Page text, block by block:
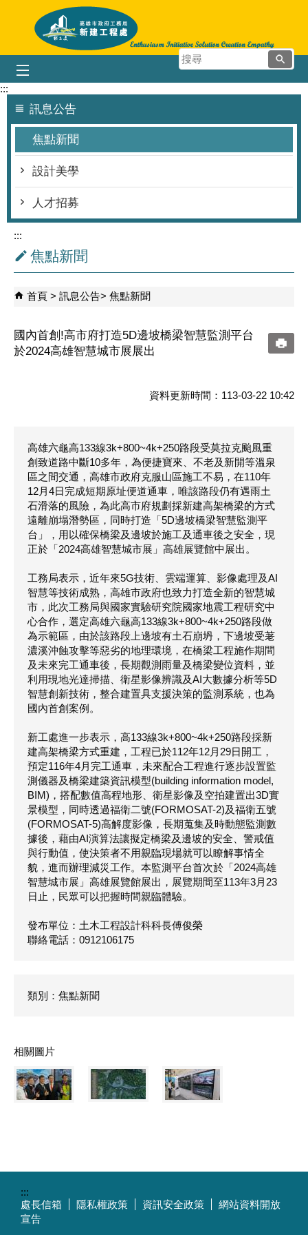
跳到主要內容區塊
搜
尋
:::
訊息公告
焦點新聞
設計美學
人才招募
:::
焦點新聞
首頁 訊息公告 焦點新聞
國內首創!高市府打造5D邊坡橋梁智慧監測平台
於2024高雄智慧城市展展出
資料更新時間：113-03-22 10:42
高雄六龜高133線3k+800~4k+250路段受莫拉克颱風重
創致道路中斷10多年，為便捷寶來、不老及新開等溫泉
區之間交通，高雄市政府克服山區施工不易，在110年
12月4日完成短期原址便道通車，唯該路段仍有遇雨土
石滑落的風險，為此高市府規劃採新建高架橋梁的方式
遠離崩塌潛勢區，同時打造「5D邊坡橋梁智慧監測平
台」，用以確保橋梁及邊坡於施工及通車後之安全，現
正於「2024高雄智慧城市展」高雄展覽館中展出。
工務局表示，近年來5G技術、雲端運算、影像處理及AI
智慧等技術成熟，高雄市政府也致力打造全新的智慧城
市，此次工務局與國家實驗研究院國家地震工程研究中
心合作，選定高雄六龜高133線3k+800~4k+250路段做
為示範區，由於該路段上邊坡有土石崩坍，下邊坡受荖
濃溪沖蝕攻擊等惡劣的地理環境，在橋梁工程施作期間
及未來完工通車後，長期觀測雨量及橋梁變位資料，並
利用現地光達掃描、衛星影像辨識及AI大數據分析等5D
智慧創新技術，整合建置具支援決策的監測系統，也為
國內首創案例。
新工處進一步表示，高133線3k+800~4k+250路段採新
建高架橋梁方式重建，工程已於112年12月29日開工，
預定116年4月完工通車，未來配合工程進行逐步設置監
測儀器及橋梁建築資訊模型(building information model,
BIM)，搭配數值高程地形、衛星影像及空拍建置出3D實
景模型，同時透過福衛二號(FORMOSAT-2)及福衛五號
(FORMOSAT-5)高解度影像，長期蒐集及時動態監測數
據後，藉由AI演算法讓擬定橋梁及邊坡的安全、警戒值
與行動值，使決策者不用親臨現場就可以瞭解事情全
貌，進而辦理減災工作。本監測平台首次於「2024高雄
智慧城市展」高雄展覽館展出，展覽期間至113年3月23
日止，民眾可以把握時間親臨體驗。
發布單位：土木工程設計科科長傅俊榮
聯絡電話：0912106175
類別：焦點新聞
相關圖片
:::
處長信箱
隱私權政策 資訊安全政策
網站資料開放
宣告